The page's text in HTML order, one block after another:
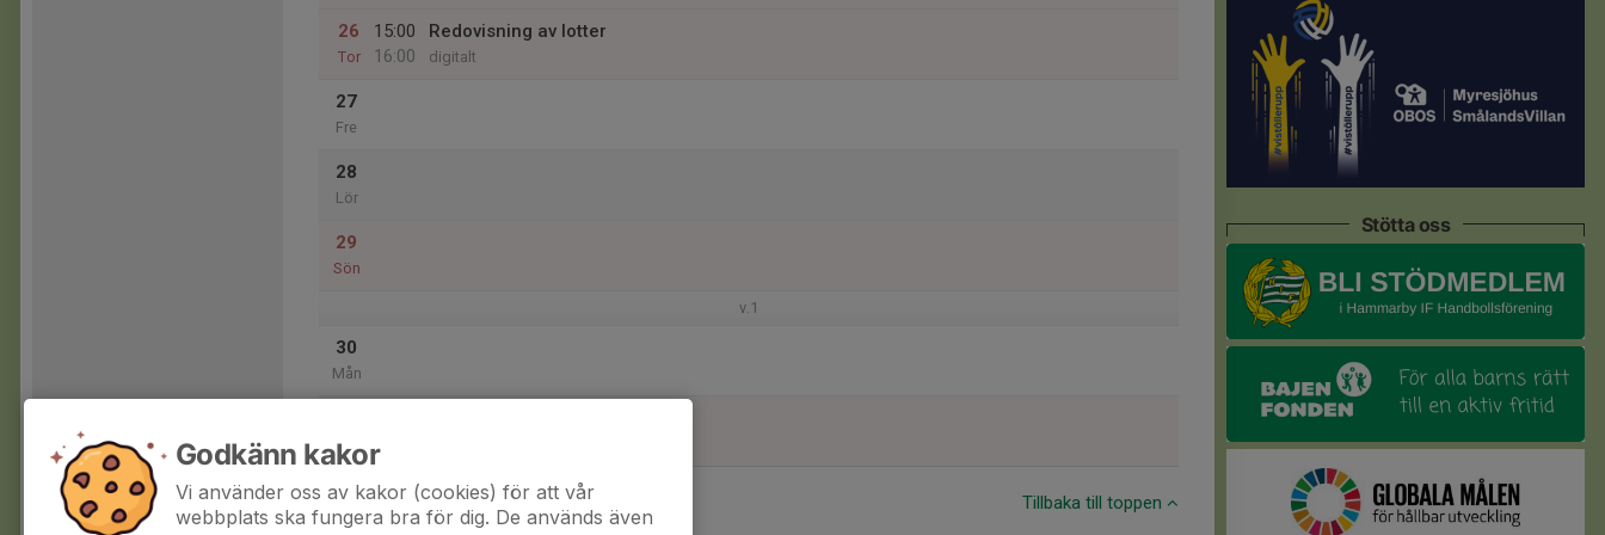
26
Tor
15:00
16:00
Redovisning av lotter
digitalt
27
Fre
28
Lör
29
Sön
v.1
30
Mån
Tis
Tillbaka till toppen
Stötta oss
Godkänn kakor
Vi använder oss av kakor (cookies) för att vår
webbplats ska fungera bra för dig. De används även